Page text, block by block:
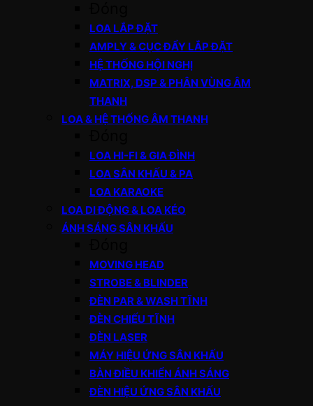
LOA LẮP ĐẶT
AMPLY & CỤC ĐẨY LẮP ĐẶT
HỆ THỐNG HỘI NGHỊ
MATRIX, DSP & PHÂN VÙNG ÂM
THANH
LOA & HỆ THỐNG ÂM THANH
LOA HI-FI & GIA ĐÌNH
LOA SÂN KHẤU & PA
LOA KARAOKE
LOA DI ĐỘNG & LOA KÉO
ÁNH SÁNG SÂN KHẤU
MOVING HEAD
STROBE & BLINDER
ĐÈN PAR & WASH TĨNH
ĐÈN CHIẾU TĨNH
ĐÈN LASER
MÁY HIỆU ỨNG SÂN KHẤU
BÀN ĐIỀU KHIỂN ÁNH SÁNG
ĐÈN HIỆU ỨNG SÂN KHẤU